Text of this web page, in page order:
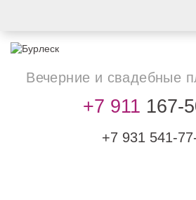
Вечерние и свадебные
+7 911 167-
+7 931 541-